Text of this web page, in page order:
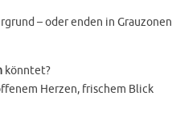
– oder enden in Grauzonen
könntet?
Herzen, frischem Blick